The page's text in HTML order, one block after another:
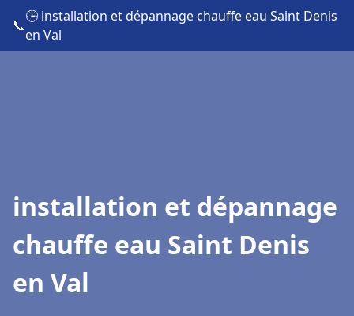
📞
🕒 installation et dépannage chauffe eau Saint Denis
en Val
installation et dépannage
chauffe eau Saint Denis
en Val